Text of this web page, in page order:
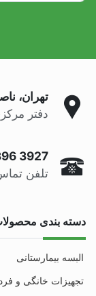
تهران،
دفتر
3927
تلفن
دسته بندی
البسه بیمارستانی
تجهیزات خانگی و